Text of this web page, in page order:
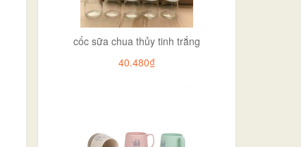
cốc sữa chua thủy tinh trắng
40.480₫